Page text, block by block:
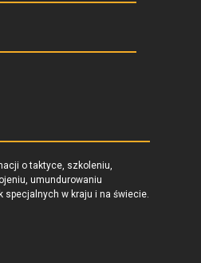
o taktyce, szkoleniu,
umundurowaniu
specjalnych w kraju i na świecie.